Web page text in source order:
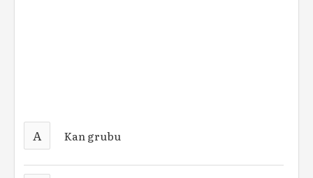
A Kan grubu